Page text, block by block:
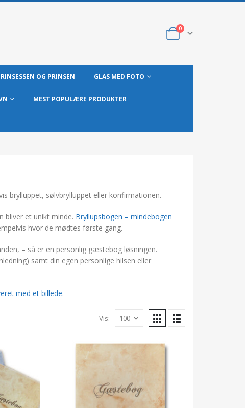
0
OG PRINSEN GLAS MED FOTO
MEST POPULÆRE PRODUKTER
brylluppet, sølvbrylluppet eller konfirmationen.
bliver et unikt minde. Bryllupsbogen – mindebogen
hvor de mødtes første gang.
– så er en personlig gæstebog løsningen.
samt din egen personlige hilsen eller
med et billede.
Vis: